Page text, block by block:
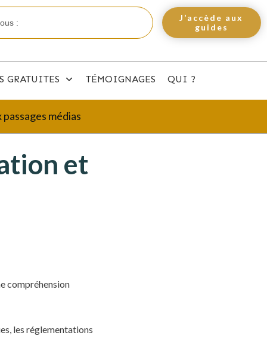
J’accède aux
guides
GRATUITES TÉMOIGNAGES QUI ?
médias
et
compréhension
les réglementations